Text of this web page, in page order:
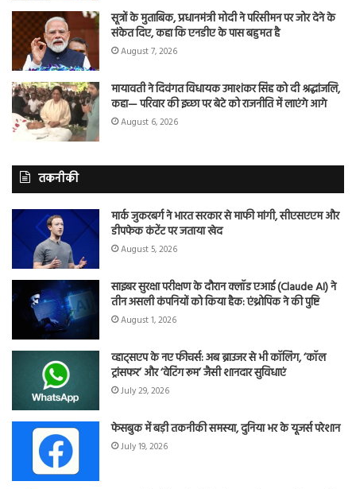
सूत्रों के मुताबिक, प्रधानमंत्री मोदी ने परिसीमन पर जोर देने के
संकेत दिए, कहा कि एनडीए के पास बहुमत है
August 7, 2026
मायावती ने दिवंगत विधायक उमाशंकर सिंह को दी श्रद्धांजलि,
कहा— परिवार की इच्छा पर बेटे को राजनीति में लाएंगे आगे
August 6, 2026
तकनीकी
मार्क जुकरबर्ग ने भारत सरकार से माफी मांगी, सीएसएएम और
डीपफेक कंटेंट पर जताया खेद
August 5, 2026
साइबर सुरक्षा परीक्षण के दौरान क्लॉड एआई (Claude AI) ने
तीन असली कंपनियों को किया हैक: एंथ्रोपिक ने की पुष्टि
August 1, 2026
व्हाट्सएप के नए फीचर्स: अब ब्राउजर से भी कॉलिंग, ‘कॉल
ट्रांसफर’ और ‘वेटिंग रूम’ जैसी शानदार सुविधाएं
July 29, 2026
फेसबुक में बड़ी तकनीकी समस्या, दुनिया भर के यूजर्स परेशान
July 19, 2026